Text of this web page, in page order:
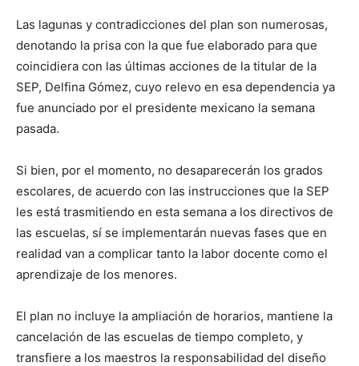
Las lagunas y contradicciones del plan son numerosas,
denotando la prisa con la que fue elaborado para que
coincidiera con las últimas acciones de la titular de la
SEP, Delfina Gómez, cuyo relevo en esa dependencia ya
fue anunciado por el presidente mexicano la semana
pasada.
Si bien, por el momento, no desaparecerán los grados
escolares, de acuerdo con las instrucciones que la SEP
les está trasmitiendo en esta semana a los directivos de
las escuelas, sí se implementarán nuevas fases que en
realidad van a complicar tanto la labor docente como el
aprendizaje de los menores.
El plan no incluye la ampliación de horarios, mantiene la
cancelación de las escuelas de tiempo completo, y
transfiere a los maestros la responsabilidad del diseño